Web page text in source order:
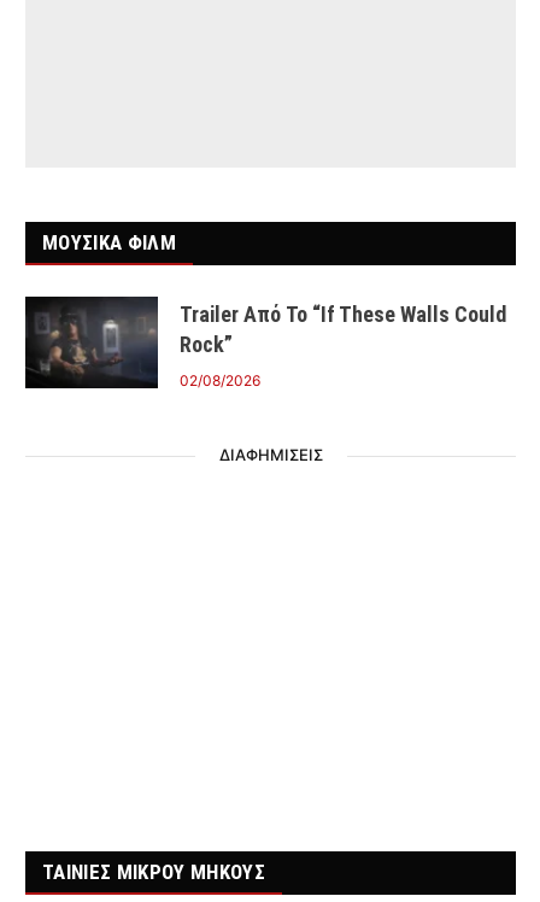
ΜΟΥΣΙΚΑ ΦΙΛΜ
Trailer Από Το “If These Walls Could
Rock”
02/08/2026
ΔΙΑΦΗΜΙΣΕΙΣ
ΤΑΙΝΙΕΣ ΜΙΚΡΟΥ ΜΗΚΟΥΣ